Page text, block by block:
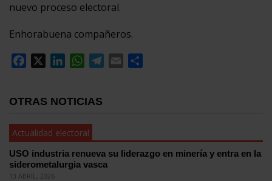
nuevo proceso electoral.
Enhorabuena compañeros.
Facebook
LinkedInWhatsApp
Telegram
Email
OTRAS NOTICIAS
Actualidad electoral
USO industria renueva su liderazgo en minería y entra en la
siderometalurgia vasca
13 ABRIL, 2026